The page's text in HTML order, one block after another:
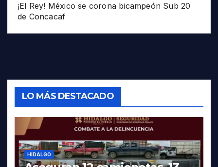
¡El Rey! México se corona bicampeón Sub 20
de Concacaf
LO MÁS DESTACADO
HIDALGO